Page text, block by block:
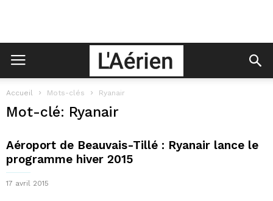
Accueil Mots-clés Ryanair
Mot-clé: Ryanair
Aéroport de Beauvais-Tillé : Ryanair lance le
programme hiver 2015
17 avril 2015